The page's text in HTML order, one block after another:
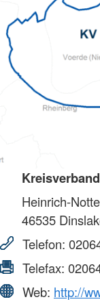
Heinrich-
46535
Telefon:
Telefax:
Web: http://